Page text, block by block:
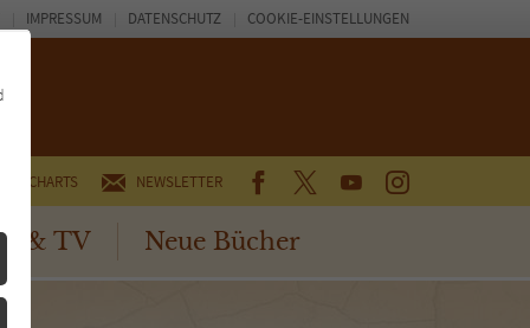
CHARTS NEWSLETTER FACEBOOKTWITTERYOUTUBEINSTAGRAM
& TV Neue Bücher
IMPRESSUM DATENSCHUTZ COOKIE-EINSTELLUNGEN